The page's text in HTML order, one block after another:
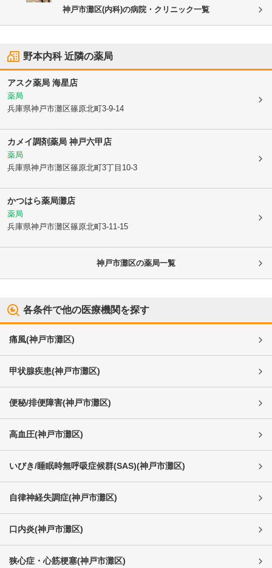
神戸市灘区(内科)の病院・クリニック一覧
野本内科近隣の薬局
アスク薬局 海星店
薬局
兵庫県神戸市灘区篠原北町3-9-14
カメイ調剤薬局 神戸六甲店
薬局
兵庫県神戸市灘区篠原北町3丁目10-3
かつはら薬局灘店
薬局
兵庫県神戸市灘区篠原北町3-11-15
神戸市灘区の薬局一覧
各条件で他の医療機関を探す
痛風(神戸市灘区)
甲状腺疾患(神戸市灘区)
便秘/排便障害(神戸市灘区)
高血圧(神戸市灘区)
いびき/睡眠時無呼吸症候群(SAS)(神戸市灘区)
自律神経失調症(神戸市灘区)
口内炎(神戸市灘区)
狭心症・心筋梗塞(神戸市灘区)